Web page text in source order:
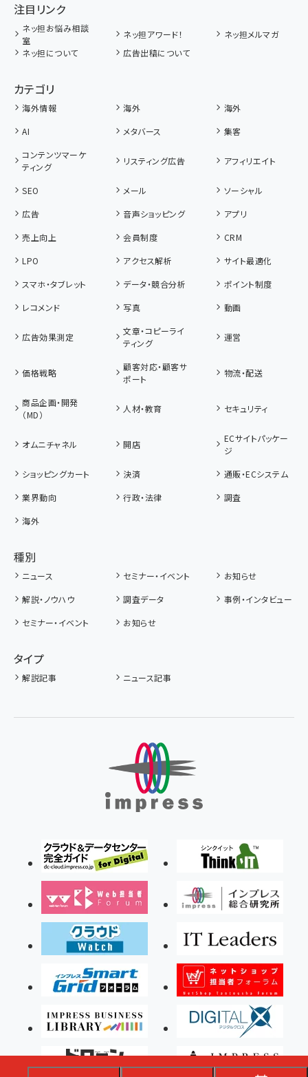
注目リンク
ネッ担お悩み相談
室
ネッ担アワード！
ネッ担メルマガ
ネッ担について
広告出稿について
カテゴリ
海外情報 海外
海外
AI
メタバース
集客
コンテンツマーケ
ティング
リスティング広告 アフィリエイト
SEO メール
ソーシャル
広告
音声ショッピング
アプリ
売上向上
会員制度
CRM
LPO
アクセス解析
サイト最適化
スマホ・タブレット
データ・競合分析
ポイント制度
レコメンド
写真 動画
広告効果測定
文章・コピーライ
ティング
運営
価格戦略
顧客対応・顧客サ
ポート
物流・配送
商品企画・開発
（MD）
人材・教育 セキュリティ
オムニチャネル 開店
ECサイトパッケー
ジ
ショッピングカート
決済
通販・ECシステム
業界動向
行政・法律
調査
海外
種別
ニュース セミナー・イベント
お知らせ
解説・ノウハウ
調査データ
事例・インタビュー
セミナー・イベント
お知らせ
タイプ
解説記事 ニュース記事